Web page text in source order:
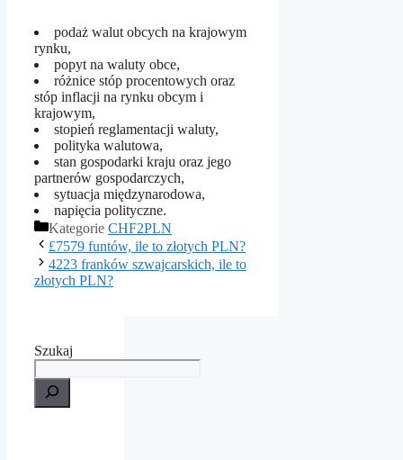
podaż walut obcych na krajowym
rynku,
popyt na waluty obce,
różnice stóp procentowych oraz
stóp inflacji na rynku obcym i
krajowym,
stopień reglamentacji waluty,
polityka walutowa,
stan gospodarki kraju oraz jego
partnerów gospodarczych,
sytuacja międzynarodowa,
napięcia polityczne.
Kategorie CHF2PLN
£7579 funtów, ile to złotych PLN?
4223 franków szwajcarskich, ile to
złotych PLN?
Szukaj